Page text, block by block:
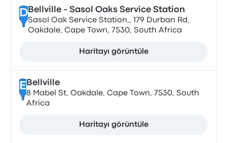
DBellville - Sasol Oaks Service Station
Sasol Oak Service Station,, 179 Durban Rd,
Oakdale, Cape Town, 7530, South Africa
Haritayı görüntüle
E Bellville
8 Mabel St, Oakdale, Cape Town, 7530, South
Africa
Haritayı görüntüle